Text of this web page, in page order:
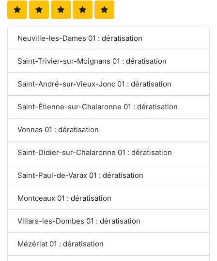
Neuville-les-Dames 01 : dératisation
Saint-Trivier-sur-Moignans 01 : dératisation
Saint-André-sur-Vieux-Jonc 01 : dératisation
Saint-Étienne-sur-Chalaronne 01 : dératisation
Vonnas 01 : dératisation
Saint-Didier-sur-Chalaronne 01 : dératisation
Saint-Paul-de-Varax 01 : dératisation
Montceaux 01 : dératisation
Villars-les-Dombes 01 : dératisation
Mézériat 01 : dératisation